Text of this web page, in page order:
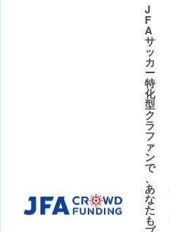
J
F
A
サ
ッ
カ
ー
特
化
型
ク
ラ
フ
ァ
ン
で
、
あ
な
た
も